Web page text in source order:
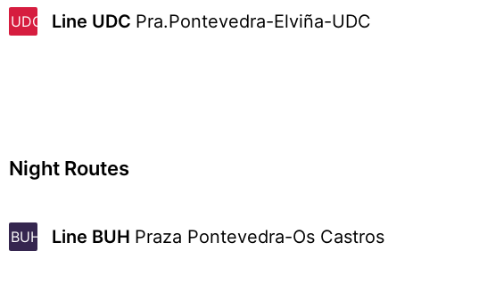
UDC Line UDC Pra.Pontevedra-Elviña-UDC
Night Routes
BUH Line BUH Praza Pontevedra-Os Castros